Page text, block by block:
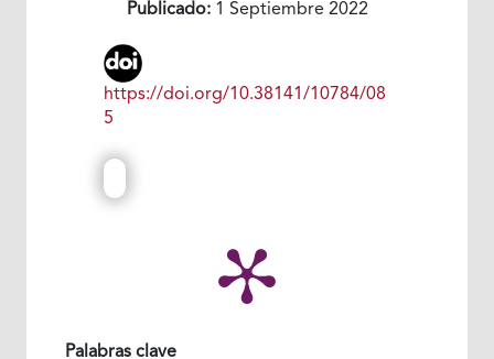
Publicado:1 Septiembre 2022
https://doi.org/10.38141/10784/08
5
Palabras clave